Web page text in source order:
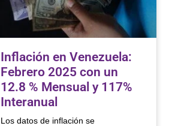
Inflación en Venezuela:
Febrero 2025 con un
12.8 % Mensual y 117%
Interanual
Los datos de inflación se